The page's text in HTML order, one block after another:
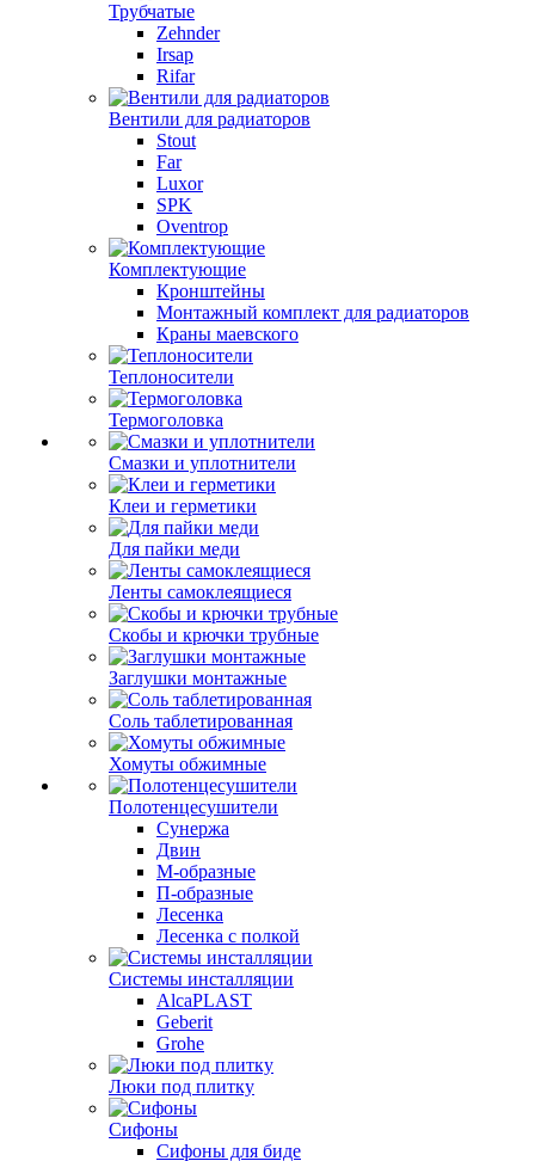
Трубчатые
Zehnder
Irsap
Rifar
Вентили для радиаторов
Stout
Far
Luxor
SPK
Oventrop
Комплектующие
Кронштейны
Монтажный комплект для радиаторов
Краны маевского
Теплоносители
Термоголовка
Смазки и уплотнители
Клеи и герметики
Для пайки меди
Ленты самоклеящиеся
Скобы и крючки трубные
Заглушки монтажные
Соль таблетированная
Хомуты обжимные
Полотенцесушители
Сунержа
Двин
М-образные
П-образные
Лесенка
Лесенка с полкой
Системы инсталляции
AlcaPLAST
Geberit
Grohe
Люки под плитку
Сифоны
Сифoны для биде